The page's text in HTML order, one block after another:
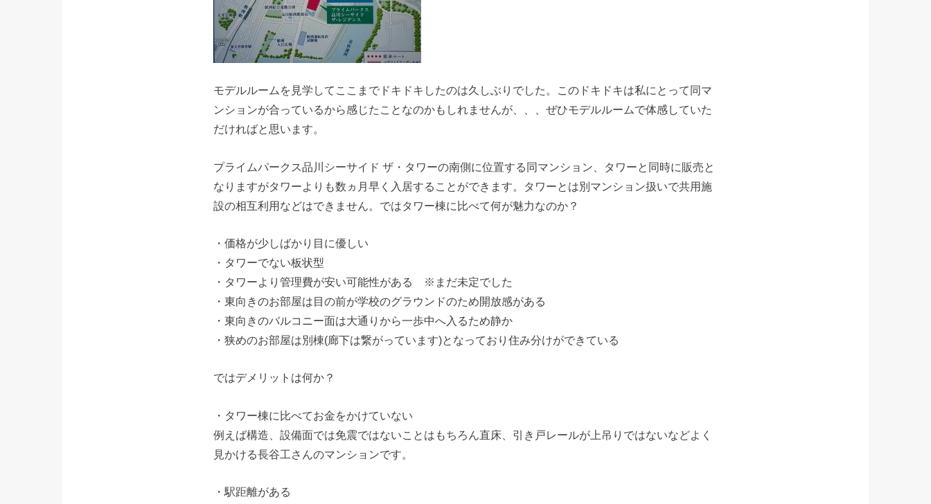
モデルルームを見学してここまでドキドキしたのは久しぶりでした。このドキドキは私にとって同マ
ンションが合っているから感じたことなのかもしれませんが、、、ぜひモデルルームで体感していた
だければと思います。
プライムパークス品川シーサイド ザ・タワーの南側に位置する同マンション、タワーと同時に販売と
なりますがタワーよりも数ヵ月早く入居することができます。タワーとは別マンション扱いで共用施
設の相互利用などはできません。ではタワー棟に比べて何が魅力なのか？
・価格が少しばかり目に優しい
・タワーでない板状型
・タワーより管理費が安い可能性がある ※まだ未定でした
・東向きのお部屋は目の前が学校のグラウンドのため開放感がある
・東向きのバルコニー面は大通りから一歩中へ入るため静か
・狭めのお部屋は別棟(廊下は繋がっています)となっており住み分けができている
ではデメリットは何か？
・タワー棟に比べてお金をかけていない
例えば構造、設備面では免震ではないことはもちろん直床、引き戸レールが上吊りではないなどよく
見かける長谷工さんのマンションです。
・駅距離がある